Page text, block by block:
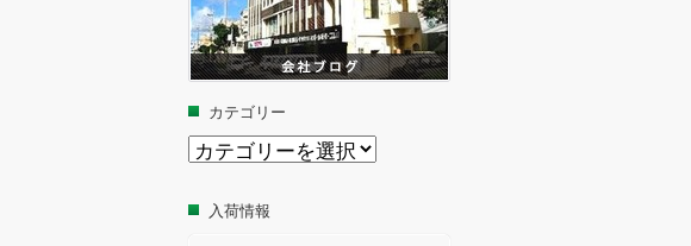
カテゴリー
カ
テ
ー
入荷情報